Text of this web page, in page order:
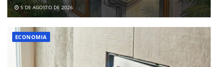
5 DE AGOSTO DE 2026
ECONOMIA